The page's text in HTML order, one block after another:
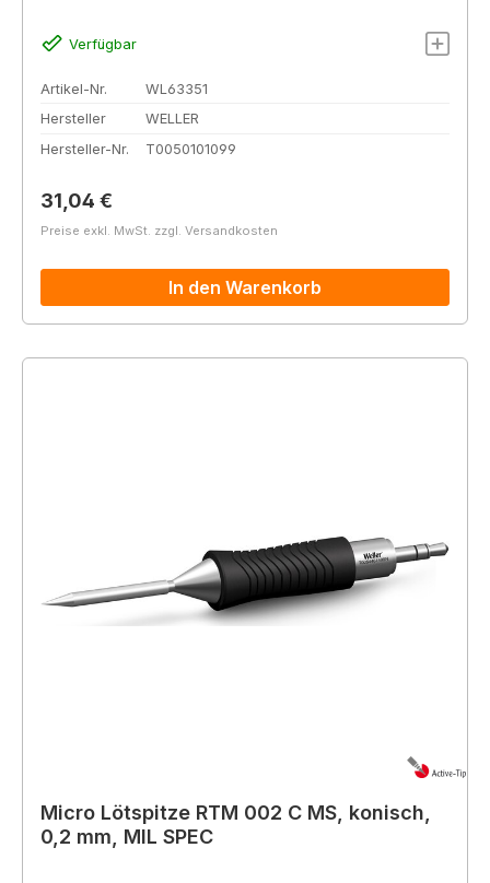
Verfügbar
Artikel-Nr.
WL63351
Hersteller
WELLER
Hersteller-Nr.
T0050101099
Regulärer Preis:
31,04 €
Preise exkl. MwSt. zzgl. Versandkosten
In den Warenkorb
Micro Lötspitze RTM 002 C MS, konisch,
0,2 mm, MIL SPEC